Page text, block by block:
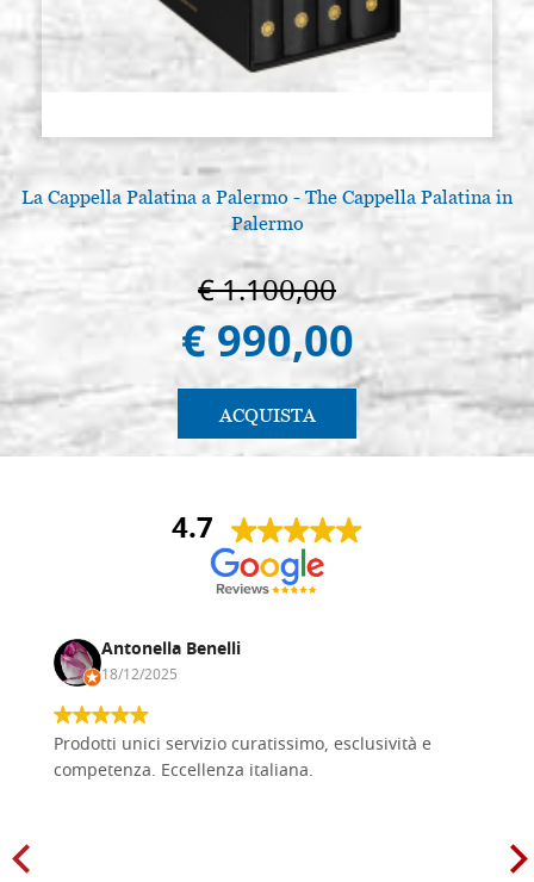
La Cappella Palatina a Palermo - The Cappella Palatina in
Palermo
€ 1.100,00
€ 990,00
ACQUISTA
4.7
Antonella Benelli
18/12/2025
Prodotti unici servizio curatissimo, esclusività e
competenza. Eccellenza italiana.